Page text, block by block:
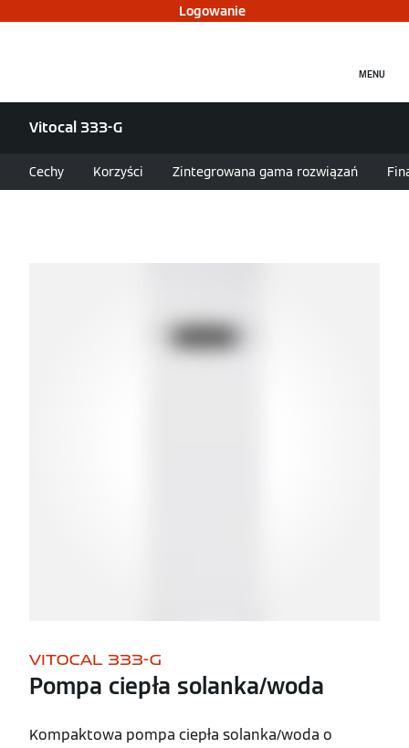
Logowanie
MENU
Vitocal 333-G
Cechy Korzyści Zintegrowana gama rozwiązań
VITOCAL 333-G
Pompa ciepła solanka/woda
Kompaktowa pompa ciepła solanka/woda o